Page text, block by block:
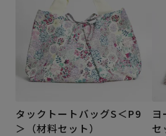
タックトートバッグS＜P9
＞（材料セット）
セ